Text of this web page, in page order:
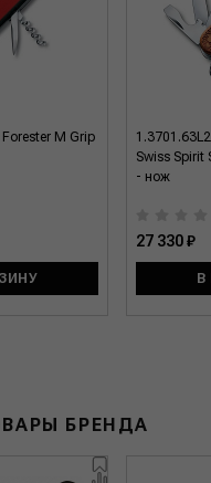
M Grip
Swiss Spirit
- нож
27 330 ₽
В
БРЕНДА